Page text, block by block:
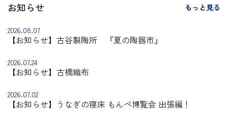
お知らせ もっと見る
2026.08.07
【お知らせ】古谷製陶所 『夏の陶器市』
2026.07.24
【お知らせ】古橋織布
2026.07.02
【お知らせ】うなぎの寝床 もんぺ博覧会 出張編！